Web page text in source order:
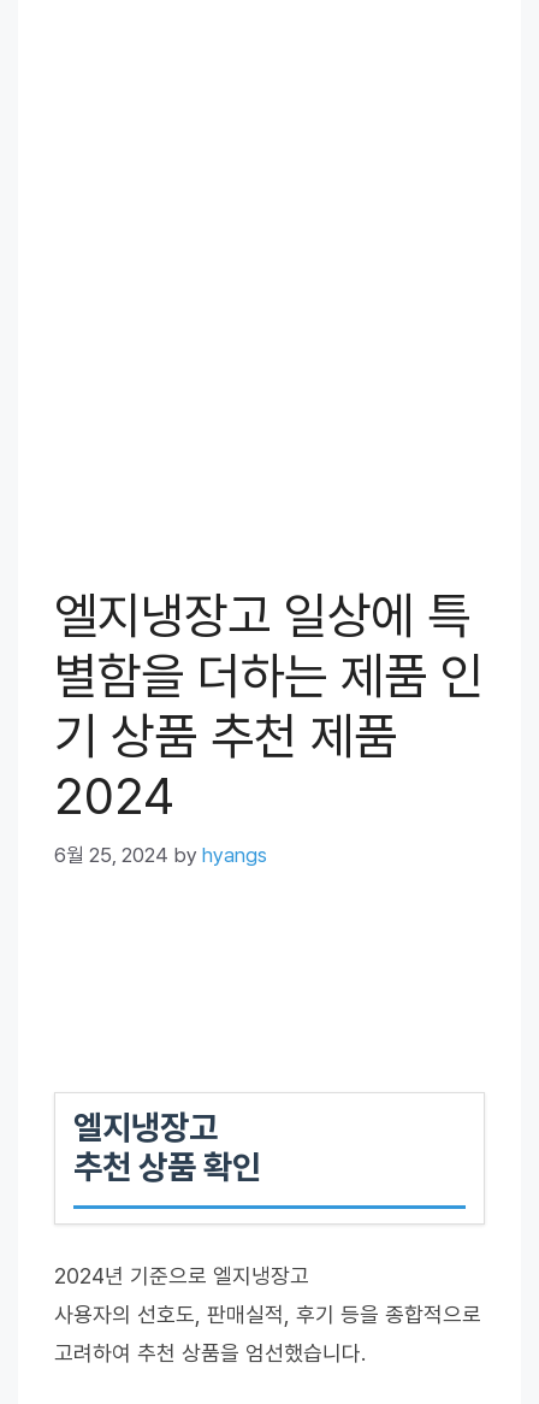
엘지냉장고 일상에 특
별함을 더하는 제품 인
기 상품 추천 제품
2024
6월 25, 2024 by hyangs
엘지냉장고
추천 상품 확인
2024년 기준으로 엘지냉장고
사용자의 선호도, 판매실적, 후기 등을 종합적으로
고려하여 추천 상품을 엄선했습니다.